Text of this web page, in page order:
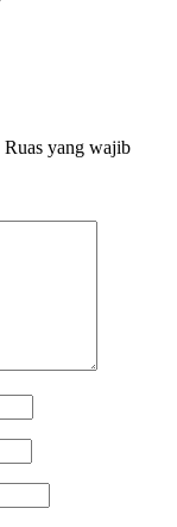
Ruas yang wajib